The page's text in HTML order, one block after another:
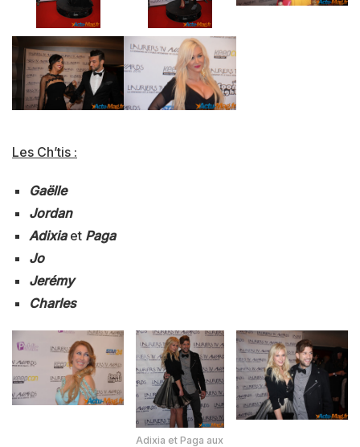
Les Ch’tis :
Gaëlle
Jordan
Adixiaet Paga
Jo
Jerémy
Charles
Adixia et Paga aux